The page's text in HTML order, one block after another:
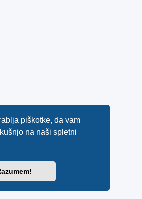
piškotke, da vam
na naši spletni